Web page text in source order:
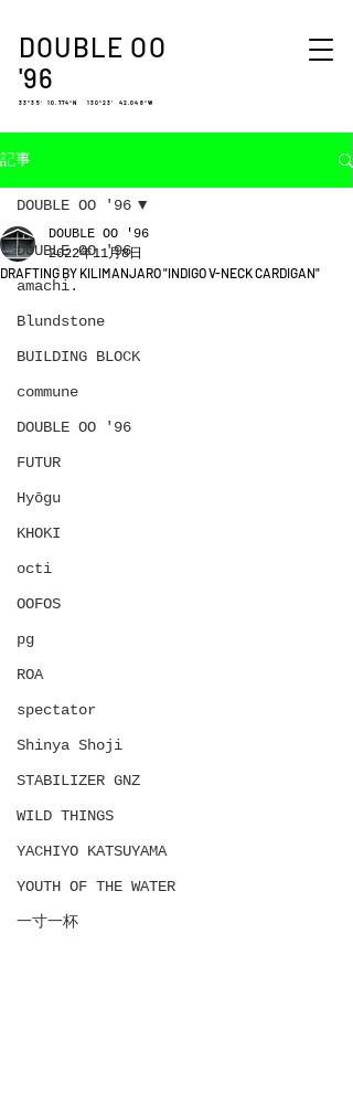
DOUBLE OO
'96
33°35′ 10.774″N 130°23′ 42.048″W
記事
DOUBLE OO '96
amachi.
Blundstone
BUILDING BLOCK
commune
DOUBLE OO '96
FUTUR
Hyōgu
KHOKI
octi
OOFOS
pg
ROA
spectator
Shinya Shoji
STABILIZER GNZ
WILD THINGS
YACHIYO KATSUYAMA
YOUTH OF THE WATER
一寸一杯
DOUBLE OO '96
DRAFTING BY KILIMANJARO "INDIGO V-NECK CARDIGAN"
DOUBLE OO '96
2022年11月8日